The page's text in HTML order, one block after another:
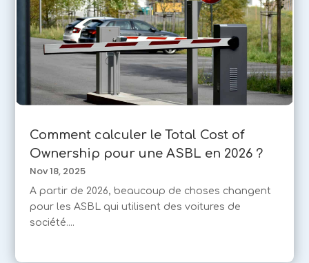
Comment calculer le Total Cost of
Ownership pour une ASBL en 2026 ?
Nov 18, 2025
A partir de 2026, beaucoup de choses changent
pour les ASBL qui utilisent des voitures de
société....